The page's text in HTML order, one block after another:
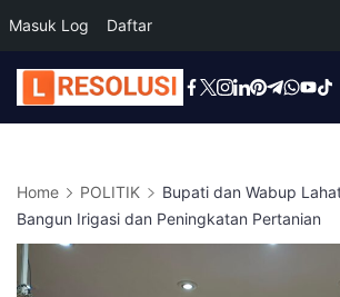
Masuk Log Daftar
Skip
to
Home POLITIK
Bupati dan Wabup
Bangun Irigasi dan Peningkatan Pertanian